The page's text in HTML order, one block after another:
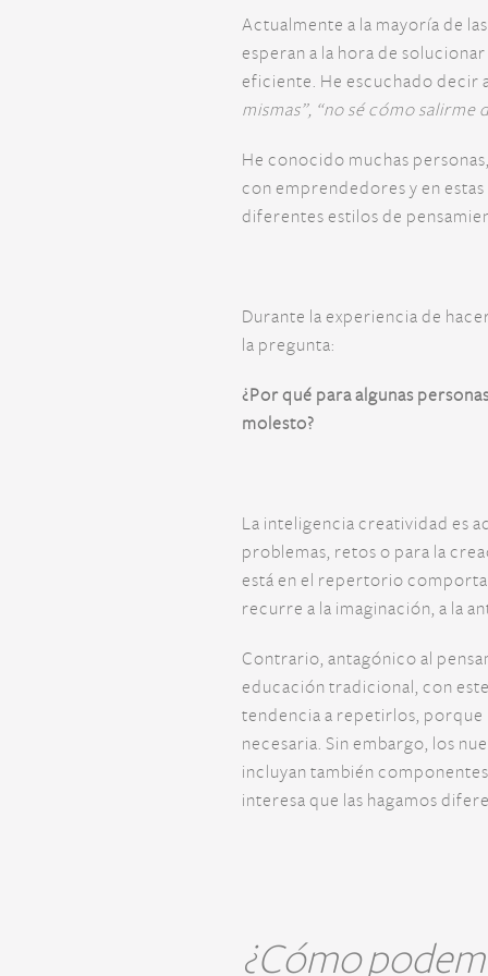
Actualmente a la mayoría de
esperan a la hora de
eficiente. He escuchado decir
mismas”, “no sé cómo salirme
He conocido muchas
con emprendedores y en
diferentes estilos de
Durante la experiencia de
la pregunta:
¿Por qué para algunas
molesto?
La inteligencia creatividad es
problemas, retos o para la
está en el repertorio
recurre a la imaginación, a la
Contrario, antagónico al
educación tradicional, con
tendencia a repetirlos, porque
necesaria. Sin embargo, los
incluyan también
interesa que las hagamos
¿Cómo